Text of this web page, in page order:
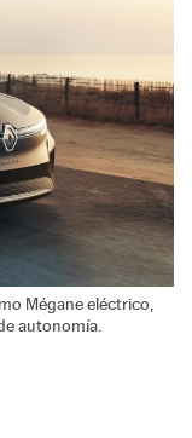
Mégane eléctrico,
autonomía.